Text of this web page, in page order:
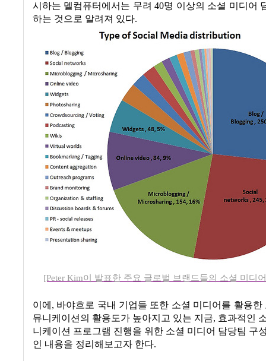
시하는 델컴퓨터에서는 무려40명 이상의 소셜 미디어
하는 것으로 알려져 있다.
[Peter Kim이 발표한 주요 글로벌 브랜드들의 소셜 미디
이에 , 바야흐로 국내 기업들 또한 소셜 미디어를 활용한
뮤니케이션의 활용도가 높아지고 있는 지금, 효과적인
니케이션 프로그램 진행을 위한 소셜 미디어 담당팀 구
인 내용을 정리해보고자 한다.